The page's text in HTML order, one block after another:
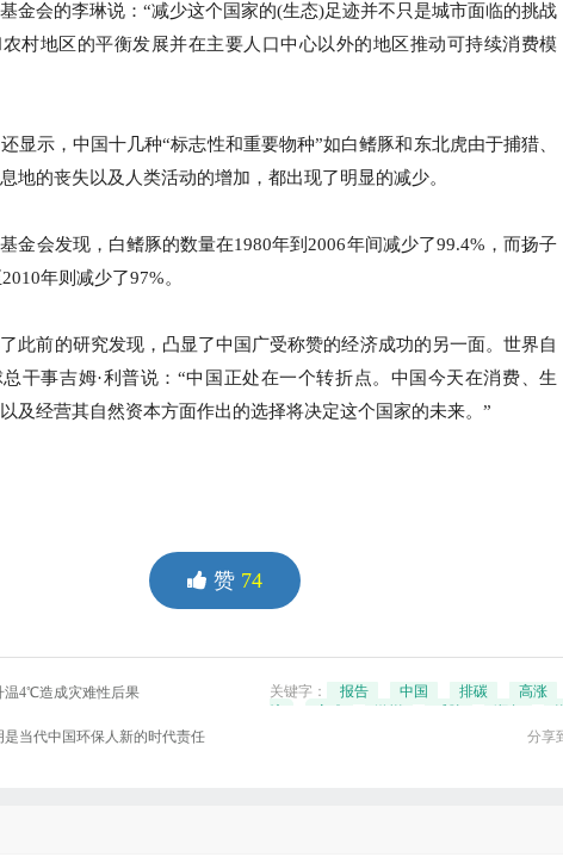
会的李琳说：“减少这个国家的(生态)足迹并不只是城市面临的挑战
村地区的平衡发展并在主要人口中心以外的地区推动可持续消费模
示，中国十几种“标志性和重要物种”如白鳍豚和东北虎由于捕猎、
地的丧失以及人类活动的增加，都出现了明显的减少。
会发现，白鳍豚的数量在1980年到2006年间减少了99.4%，而扬子
年则减少了97%。
前的研究发现，凸显了中国广受称赞的经济成功的另一面。世界自
干事吉姆·利普说：“中国正处在一个转折点。中国今天在消费、生
及经营其自然资本方面作出的选择将决定这个国家的未来。”
赞 74
温4℃造成灾难性后果
是当代中国环保人新的时代责任
关键字： 报告 中国 排碳 高涨
分享